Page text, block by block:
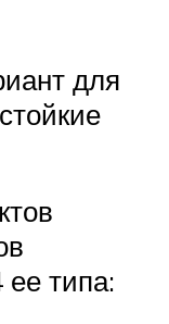
для
ее типа: